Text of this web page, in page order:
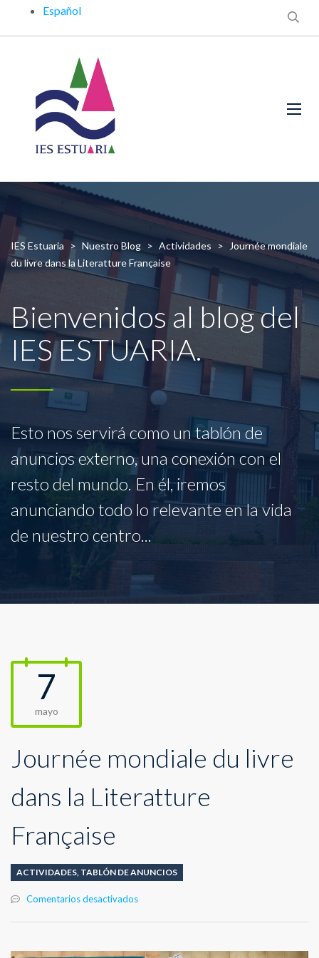
Español
IES Estuaria > Nuestro Blog > Actividades >
Journée mondiale
du livre dans la Literatture Française
Bienvenidos al blog del
IES ESTUARIA.
Esto nos servirá como un tablón de
anuncios externo, una conexión con el
resto del mundo. En él, iremos
anunciando todo lo relevante en la vida
de nuestro centro...
7
mayo
Journée mondiale du livre
dans la Literatture
Française
ACTIVIDADES, TABLÓN DE ANUNCIOS
Comentarios desactivadosen
Journée